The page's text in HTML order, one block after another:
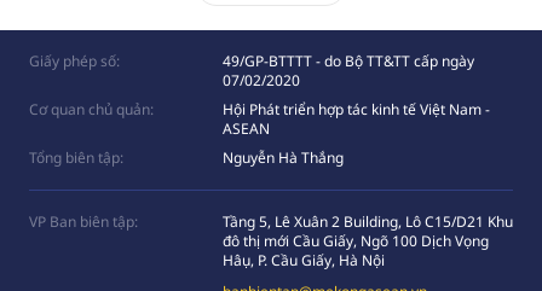
Giấy phép số:
49/GP-BTTTT - do Bộ TT&TT cấp ngày
07/02/2020
Cơ quan chủ quản:
Hội Phát triển hợp tác kinh tế Việt Nam -
ASEAN
Tổng biên tập:
Nguyễn Hà Thắng
VP Ban biên tập:
Tầng 5, Lê Xuân 2 Building, Lô C15/D21 Khu
đô thị mới Cầu Giấy, Ngõ 100 Dịch Vọng
Hâụ, P. Cầu Giấy, Hà Nội